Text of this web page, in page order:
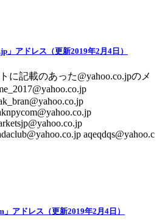
」アドレス（更新2019年2月4日）
に記載のあった@yahoo.co.jpのメ
aqeqdqs@yahoo.c
アドレス（更新2019年2月4日）